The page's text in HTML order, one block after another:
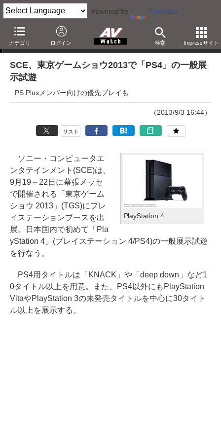
Powered by Translate
カテゴリ ログイン 検索 Impressサイト
ニュース
SCE、東京ゲームショウ2013で「PS4」の一般展
示試遊
PS Plusメンバー向けの優先プレイも
（2013/9/3 16:44）
リスト
PlayStation 4
ソニー・コンピュータエ
ンタテインメント(SCE)は、
9月19～22日に幕張メッセ
で開催される「東京ゲーム
ショウ 2013」(TGS)にプレ
イステーションブースを出
展。日本国内で初めて「Pla
yStation 4」(プレイステーション 4/PS4)の一般展示試遊
を行なう。
PS4用タイトルは「KNACK」や「deep down」など1
0タイトル以上を用意。また、PS4以外にもPlayStation
VitaやPlayStation 3の未発売タイトルを中心に30タイト
ル以上を展示する。